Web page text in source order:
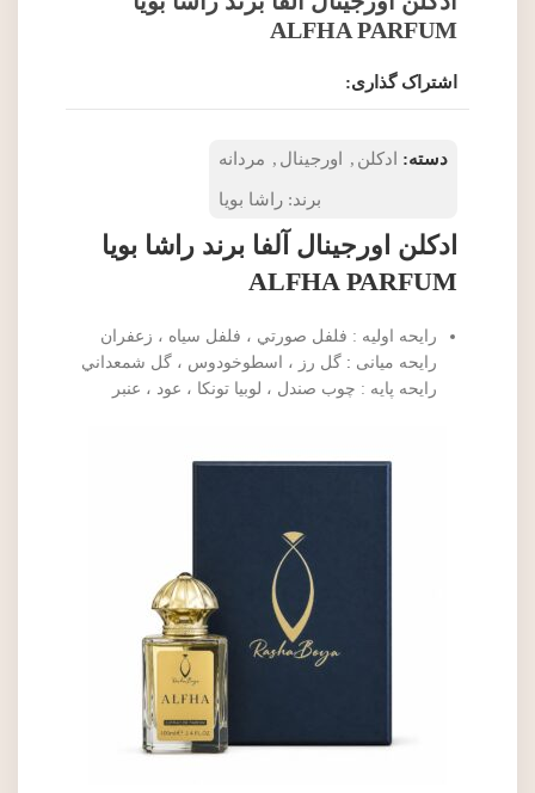
ALFHA PARFUM
اشتراک گذاری:
دسته: ادکلن , اورجینال , مردانه
برند: راشا بویا
ادکلن اورجینال آلفا برند راشا بویا
ALFHA PARFUM
رایحه اولیه : فلفل صورتي ، فلفل سياه ، زعفران
رایحه میانی : گل رز ، اسطوخودوس ، گل شمعداني
رایحه پایه : چوب صندل ، لوبيا تونكا ، عود ، عنبر